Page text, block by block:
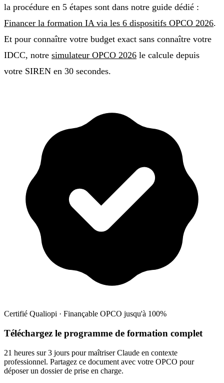
la procédure en 5 étapes sont dans notre guide dédié :
Financer la formation IA via les 6 dispositifs OPCO 2026.
Et pour connaître votre budget exact sans connaître votre
IDCC, notre simulateur OPCO 2026 le calcule depuis
votre SIREN en 30 secondes.
Certifié Qualiopi · Finançable OPCO jusqu'à 100%
Téléchargez le programme de formation complet
21 heures sur 3 jours pour maîtriser Claude en contexte
professionnel. Partagez ce document avec votre OPCO pour
déposer un dossier de prise en charge.